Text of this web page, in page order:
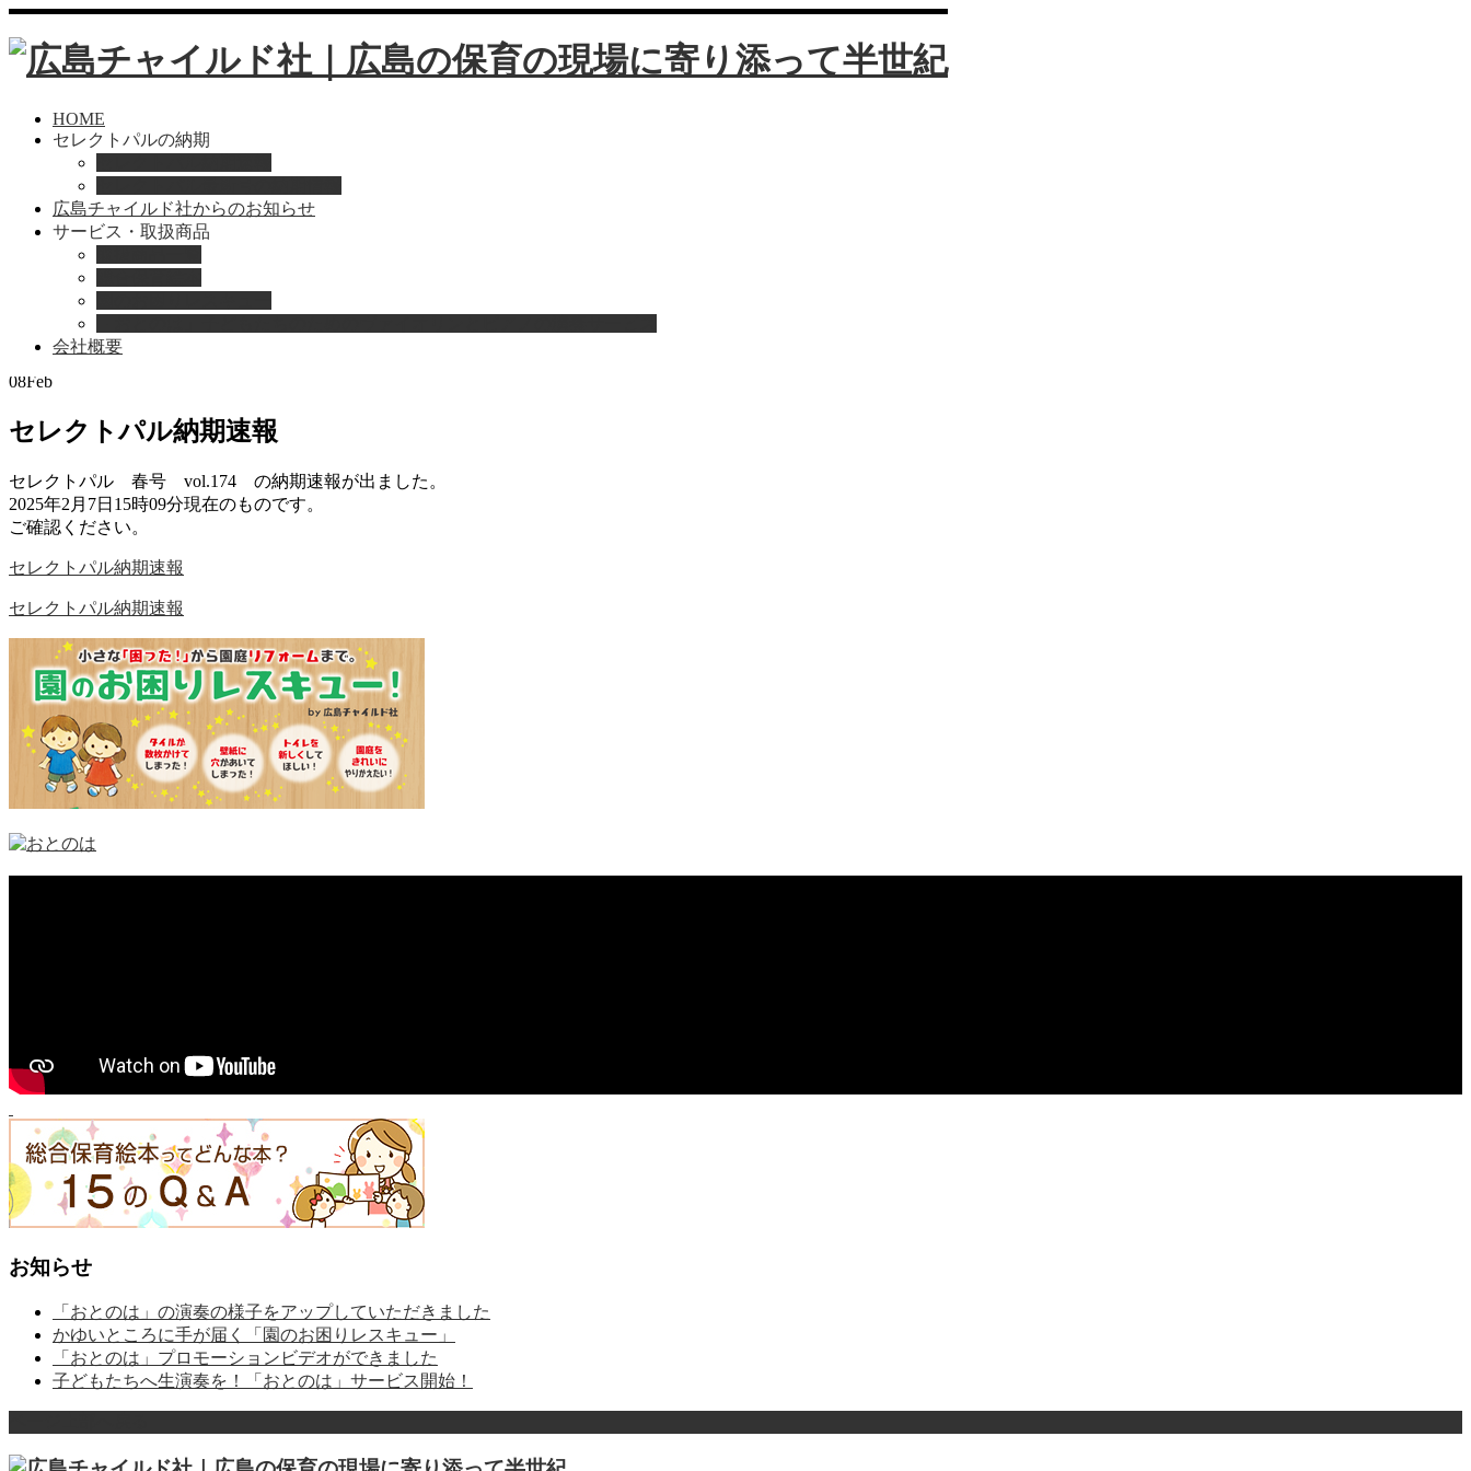
HOME
セレクトパルの納期
広島チャイルド社からのお知らせ
サービス・取扱商品
会社概要
Home
お知らせ
セレクトパル納期速報
08Feb
セレクトパル納期速報
セレクトパル 春号 vol.174 の納期速報が出ました。
2025年2月7日15時09分現在のものです。
ご確認ください。
セレクトパル納期速報
セレクトパル納期速報
お知らせ
「おとのは」の演奏の様子をアップしていただきました
かゆいところに手が届く「園のお困りレスキュー」
「おとのは」プロモーションビデオができました
子どもたちへ生演奏を！「おとのは」サービス開始！